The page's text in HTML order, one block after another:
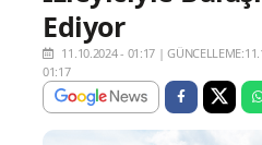
Ediyor
11.10.2024 - 01:17 |
01:17